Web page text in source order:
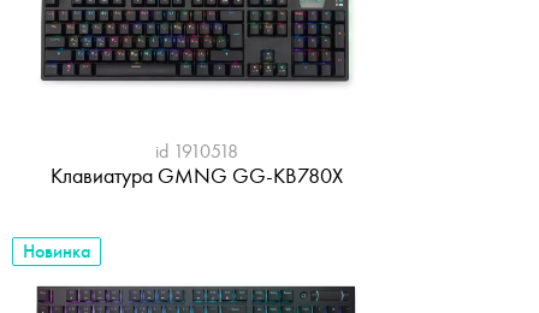
id 1910518
Клавиатура GMNG GG-KB780X
Новинка